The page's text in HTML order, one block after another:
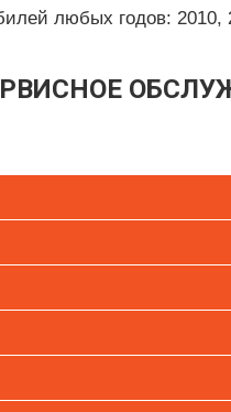
любых годов: